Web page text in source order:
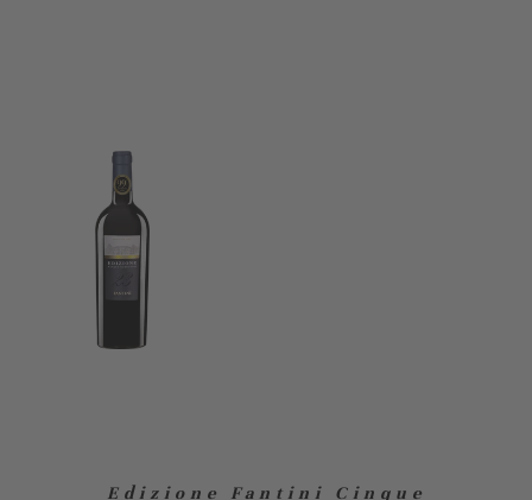
Edizione Fantini Cinque